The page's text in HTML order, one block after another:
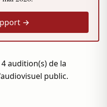
→
audition(s) de la
public.